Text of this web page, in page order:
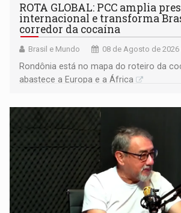
ROTA GLOBAL: PCC amplia
internacional e transforma
corredor da cocaína
Brasil e Mundo 08 de Agosto de 2026
Rondônia está no mapa do roteiro da
abastece a Europa e a África